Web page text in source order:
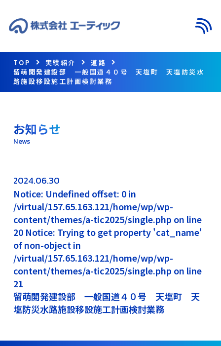
TOP 実績紹介
道路
留萌開発建設部 一般国道４０号 天塩町 天塩防災水
路施設移設施工計画検討業務
お知らせ
News
2024.06.30
Notice: Undefined offset: 0 in
/virtual/157.65.163.121/home/wp/wp-
content/themes/a-tic2025/single.php on line
20 Notice: Trying to get property 'cat_name'
of non-object in
/virtual/157.65.163.121/home/wp/wp-
content/themes/a-tic2025/single.php on line
21
留萌開発建設部 一般国道４０号 天塩町 天
塩防災水路施設移設施工計画検討業務